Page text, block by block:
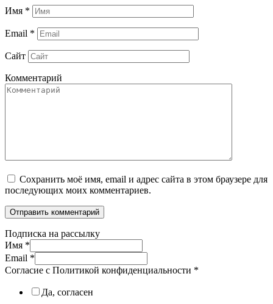
Имя *
Email *
Сайт
Комментарий
Сохранить моё имя, email и адрес сайта в этом браузере для
последующих моих комментариев.
Подписка на рассылку
Имя *
Email *
Согласие с Политикой конфиденциальности *
Да, согласен